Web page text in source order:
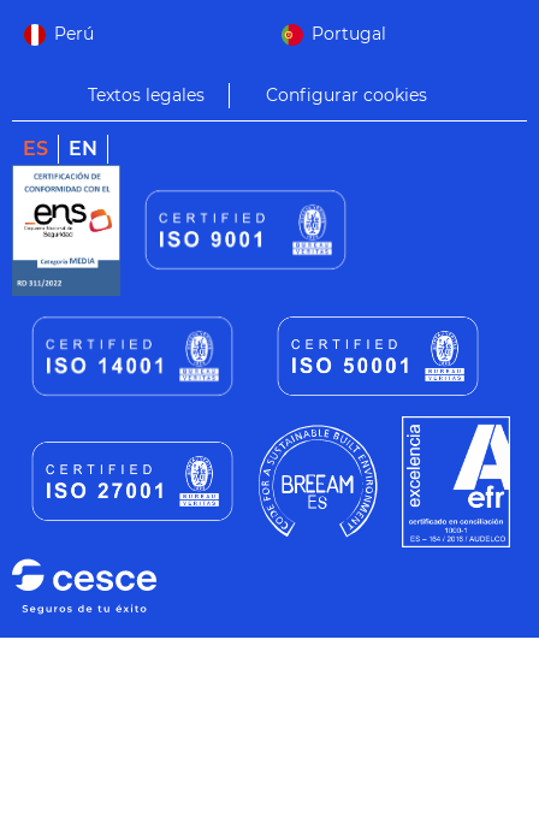
Perú Portugal
Textos legales Configurar cookies
ES EN